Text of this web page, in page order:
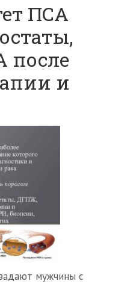
ПСА
после
и
мужчины с